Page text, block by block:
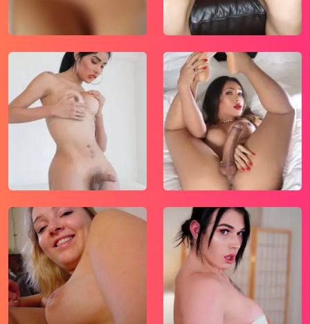
gebruikt functionele, analytische cookies,
social media cookies en vergelijkbare
technieken, zoals Google Webmaster Tools,
Google Analytics, Alexa Certify, Yandex,
Hotjar, Histats en Statcounter die
automatisch gegevens kunnen verzamelen
wanneer je de website bezoekt. De gegevens
verkregen uit de cookies, worden gedeeld
met derden die de programmatuur daarvoor
beschikbaar stellen teneinde het voor
mogelijk te maken.
Wees voorzichtig bij het praten met
vreemden via deze website. Je weet immers
nooit of ze goede of verkeerde bedoelingen
hebben. Gebruik dan ook nooit jouw
achternaam, e-mailadres, huis- of werkadres,
telefoonnummer of andere naar jou
herleidbare gegevens op deze website.